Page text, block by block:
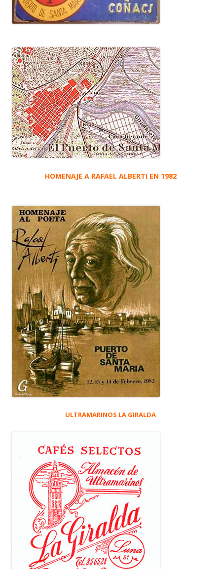
HOMENAJE A RAFAEL ALBERTI EN 1982
ULTRAMARINOS LA GIRALDA